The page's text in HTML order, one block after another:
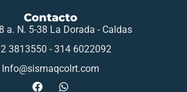
Contacto
a. N. 5-38 La Dorada - Caldas
3813550 - 314 6022092
Info@sismaqcolrt.com